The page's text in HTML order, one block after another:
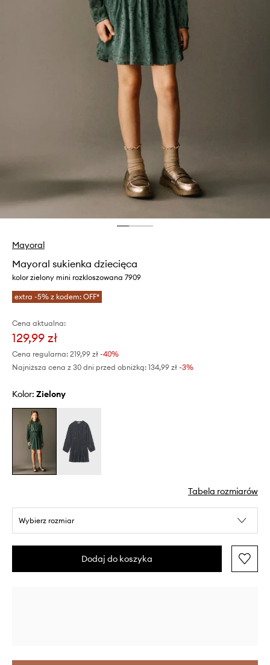
Mayoral
Mayoral sukienka dziecięca
kolor zielony mini rozkloszowana 7909
extra -5% z kodem: OFF*
Cena aktualna:
129,99 zł
Cena regularna: 219,99 zł -40%
Najniższa cena z 30 dni przed obniżką: 134,99 zł -3%
Kolor: zielony
Tabela rozmiarów
Wybierz rozmiar
Dodaj do koszyka